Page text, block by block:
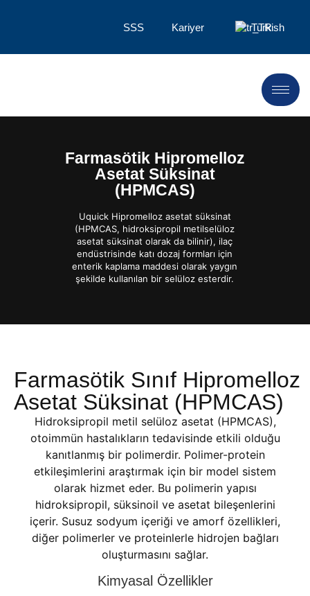
SSS Kariyer Turkish
Farmasötik Hipromelloz
Asetat Süksinat
(HPMCAS)
Uquick Hipromelloz asetat süksinat
(HPMCAS, hidroksipropil metilselüloz
asetat süksinat olarak da bilinir), ilaç
endüstrisinde katı dozaj formları için
enterik kaplama maddesi olarak yaygın
şekilde kullanılan bir selüloz esterdir.
Farmasötik Sınıf Hipromelloz
Asetat Süksinat (HPMCAS)
Hidroksipropil metil selüloz asetat (HPMCAS),
otoimmün hastalıkların tedavisinde etkili olduğu
kanıtlanmış bir polimerdir. Polimer-protein
etkileşimlerini araştırmak için bir model sistem
olarak hizmet eder. Bu polimerin yapısı
hidroksipropil, süksinoil ve asetat bileşenlerini
içerir. Susuz sodyum içeriği ve amorf özellikleri,
diğer polimerler ve proteinlerle hidrojen bağları
oluşturmasını sağlar.
Kimyasal Özellikler